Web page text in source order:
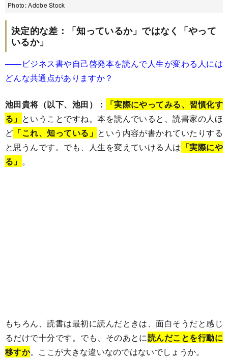
Photo: Adobe Stock
決定的な差：「知っているか」ではなく「やって
いるか」
――ビジネス書や自己啓発本を読んで人生が変わる人には
どんな共通点がありますか？
池田貴将（以下、池田）：
「実際にやってみる、習慣化す
る」 ということですね。本を読んでいると、読書家の人ほ
ど 「これ、知っている」 という内容が書かれていたりする
と思うんです。でも、人生を変えていける人は 「実際にや
る」 。
もちろん、読書は最初に読んだときは、面白そうだと感じ
るだけで十分です。でも、そのあとに読んだことを行動に
移すか。ここが大きな違いなのではないでしょうか。